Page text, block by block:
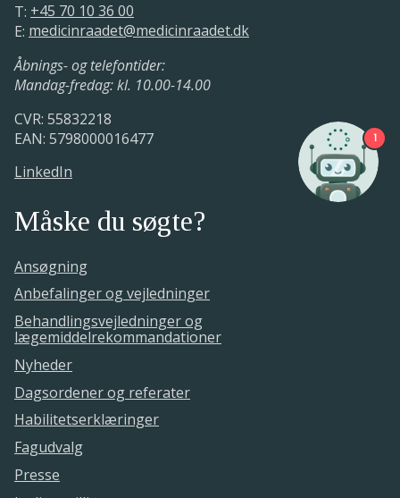
T: +45 70 10 36 00
E: medicinraadet@medicinraadet.dk
Åbnings- og telefontider:
Mandag-fredag: kl. 10.00-14.00
CVR: 55832218
EAN: 5798000016477
LinkedIn
Måske du søgte?
Ansøgning
Anbefalinger og vejledninger
Behandlingsvejledninger og
lægemiddelrekommandationer
Nyheder
Dagsordener og referater
Habilitetserklæringer
Fagudvalg
Presse
1